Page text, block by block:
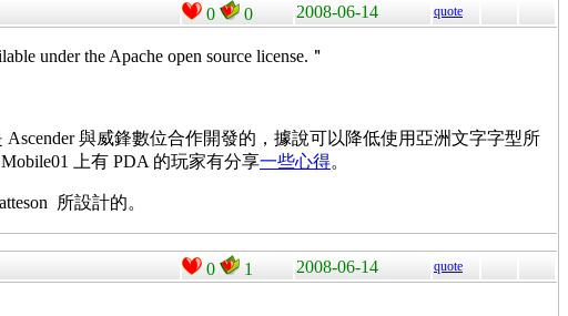
0 0 2008-06-14 quote
under the Apache open source license.＂
與威鋒數位合作開發的，據說可以降低使用亞洲文字字型所
上有 PDA 的玩家有分享一些心得。
所設計的。
0 1 2008-06-14 quote